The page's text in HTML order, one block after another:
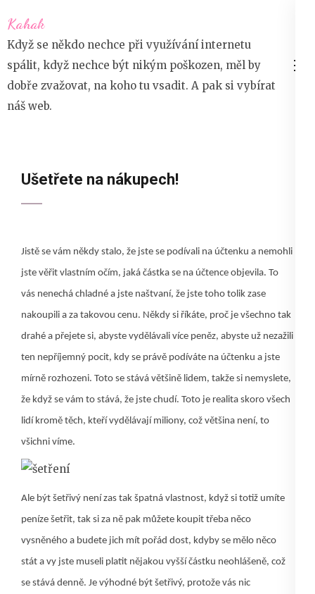
na
obsah
(stiskněte
Enter)
Kahak
Když se někdo nechce při využívání internetu
spálit, když nechce být nikým poškozen, měl by
dobře zvažovat, na koho tu vsadit. A pak si vybírat
náš web.
Ušetřete na nákupech!
Jistě se vám někdy stalo, že jste se podívali na účtenku a nemohli
jste věřit vlastním očím, jaká částka se na účtence objevila. To
vás nenechá chladné a jste naštvaní, že jste toho tolik zase
nakoupili a za takovou cenu. Někdy si říkáte, proč je všechno tak
drahé a přejete si, abyste vydělávali více peněz, abyste už nezažili
ten nepříjemný pocit, kdy se právě podíváte na účtenku a jste
mírně rozhozeni. Toto se stává většině lidem, takže si nemyslete,
že když se vám to stává, že jste chudí. Toto je realita skoro všech
lidí kromě těch, kteří vydělávají miliony, což většina není, to
všichni víme.
Ale být šetřivý není zas tak špatná vlastnost, když si totiž umíte
peníze šetřit, tak si za ně pak můžete koupit třeba něco
vysněného a budete jich mít pořád dost, kdyby se mělo něco
stát a vy jste museli platit nějakou vyšší částku neohlášeně, což
se stává denně. Je výhodné být šetřivý, protože vás nic